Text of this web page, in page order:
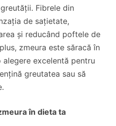
Fibrele din
de sațietate,
și reducând poftele de
zmeura este săracă în
excelentă pentru
greutatea sau să
în dieta ta